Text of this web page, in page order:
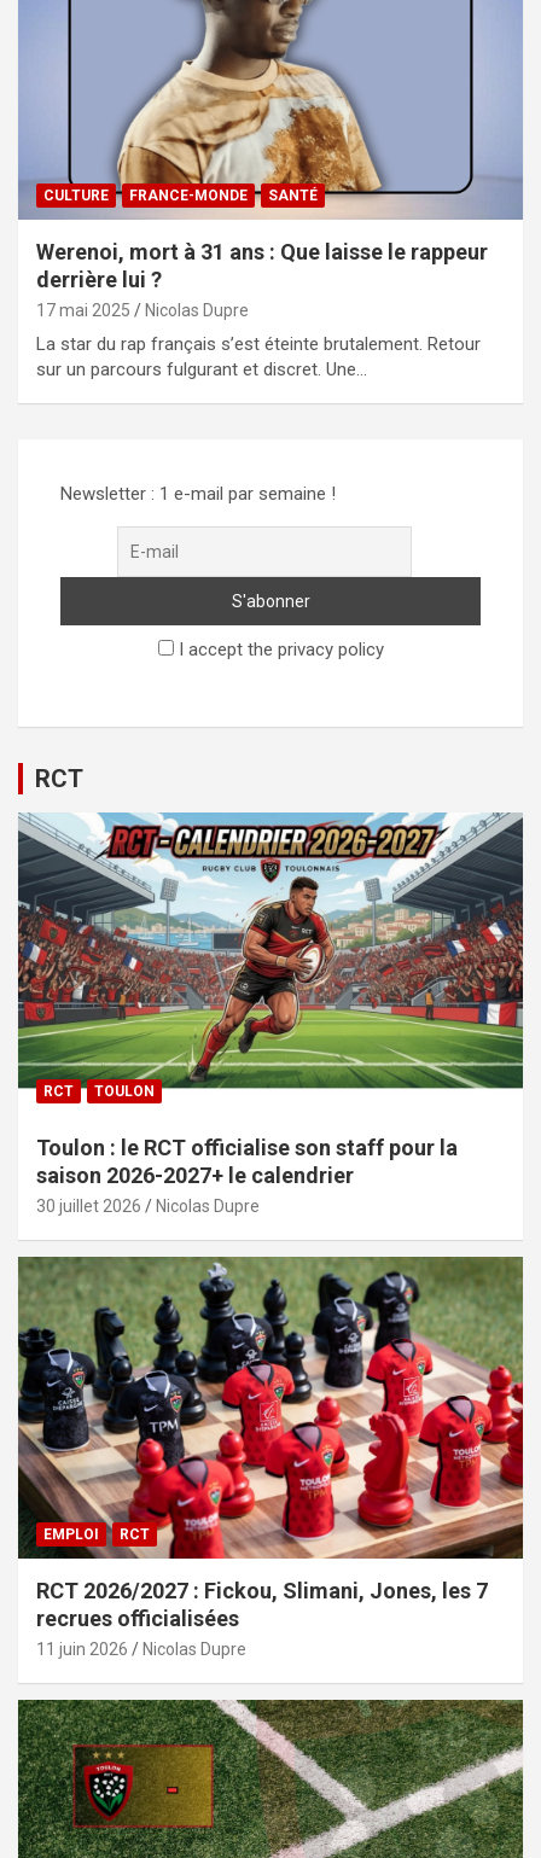
CULTURE FRANCE-MONDE SANTÉ
Werenoi, mort à 31 ans : Que laisse le rappeur
derrière lui ?
17 mai 2025 Nicolas Dupre
La star du rap français s’est éteinte brutalement. Retour
sur un parcours fulgurant et discret. Une…
Newsletter : 1 e-mail par semaine !
I accept the privacy policy
RCT
RCT TOULON
Toulon : le RCT officialise son staff pour la
saison 2026-2027+ le calendrier
30 juillet 2026 Nicolas Dupre
EMPLOI RCT
RCT 2026/2027 : Fickou, Slimani, Jones, les 7
recrues officialisées
11 juin 2026 Nicolas Dupre